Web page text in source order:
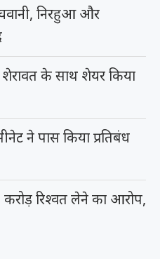
निरहुआ और
शेरावत के साथ शेयर किया
ने पास किया प्रतिबंध
करोड़ रिश्वत लेने का आरोप,